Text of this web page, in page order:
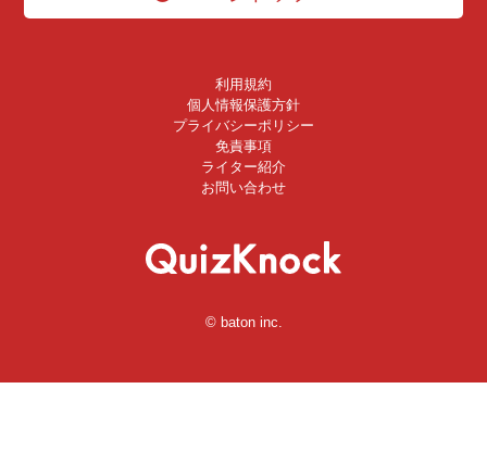
利用規約
個人情報保護方針
プライバシーポリシー
免責事項
ライター紹介
お問い合わせ
© baton inc.